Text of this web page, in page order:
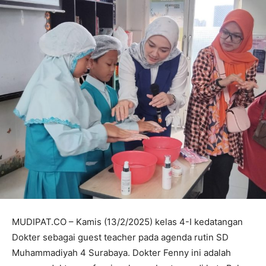
MUDIPAT.CO – Kamis (13/2/2025) kelas 4-I kedatangan
Dokter sebagai guest teacher pada agenda rutin SD
Muhammadiyah 4 Surabaya. Dokter Fenny ini adalah